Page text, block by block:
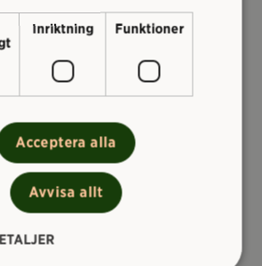
Inriktning Funktioner
Acceptera alla
Avvisa allt